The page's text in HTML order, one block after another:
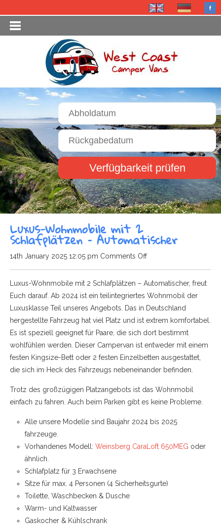
Verfügbarkeit prüfen
Luxus-Wohnmobile mit 2
Schlafplätzen – Automatischer
14th January 2025 12:05 pm Comments Offon
Luxus-
Wohnmobile
mit
2
Schlafplätzen
–
Automatischer
Luxus-Wohnmobile mit 2 Schlafplätzen – Automatischer, freut
Euch darauf. Ab 2024 ist ein teilintegriertes Wohnmobil der
Luxusklasse Teil unseres Angebots. Das in Deutschland
hergestellte Fahrzeug hat viel Platz und ist extrem komfortabel.
Es ist speziell geeignet für Paare, die sich dort bestimmt
wohlfühlen werden. Dieser Campervan ist entweder mit einem
festen Kingsize-Bett oder 2 festen Einzelbetten ausgestattet,
die sich im Heck des Fahrzeugs nebeneinander befinden.
Trotz des großzügigen Platzangebots ist das Wohnmobil
einfach zu fahren. Auch beim Parken gibt es keine Probleme.
Alle unsere Modelle sind Baujahr 2024 bis 2025
fahrzeuge.
Vorhandenes Modell: Weinsberg CaraLoft 650MEG oder
ähnlich.
Schlafplatz für 3 Erwachsene
Sitze für max. 4 Personen (4 Sicherheitsgurte)
Toilette, Waschbecken & Dusche
Warm- und Kaltwasser
Gaskocher & Kühlschrank